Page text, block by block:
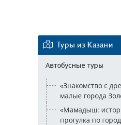
Туры из Казани
Автобусные туры
«Знакомство с
малые города
«Мамадыш:
прогулка по